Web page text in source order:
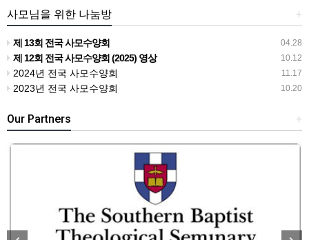
+
사모님을 위한 나눔방
04.28
제 13회 전국 사모수양회
10.12
제 12회 전국 사모수양회 (2025) 영상
11.17
2024년 전국 사모수양회
10.20
2023년 전국 사모수양회
+
Our Partners